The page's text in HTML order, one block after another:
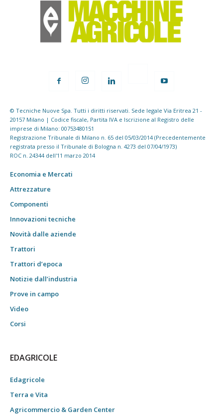
© Tecniche Nuove Spa. Tutti i diritti riservati. Sede legale Via Eritrea 21 -
20157 Milano | Codice fiscale, Partita IVA e Iscrizione al Registro delle
imprese di Milano: 00753480151
Registrazione Tribunale di Milano n. 65 del 05/03/2014 (Precedentemente
registrata presso il Tribunale di Bologna n. 4273 del 07/04/1973)
ROC n. 24344 dell'11 marzo 2014
Economia e Mercati
Attrezzature
Componenti
Innovazioni tecniche
Novità dalle aziende
Trattori
Trattori d’epoca
Notizie dall’industria
Prove in campo
Video
Corsi
EDAGRICOLE
Edagricole
Terra e Vita
Agricommercio & Garden Center